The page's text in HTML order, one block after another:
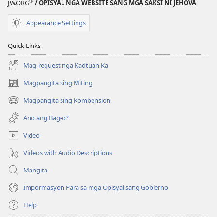
JW.ORG / OPISYAL NGA WEBSITE SANG MGA SAKSI NI JEHOVA
Appearance Settings
Quick Links
Mag-request nga Kadtuan Ka
Magpangita sing Miting
(opens
new
window)
Magpangita sing Kombension
(opens
new
window)
Ano ang Bag-o?
Video
Videos with Audio Descriptions
Mangita
Impormasyon Para sa mga Opisyal sang Gobierno
Help